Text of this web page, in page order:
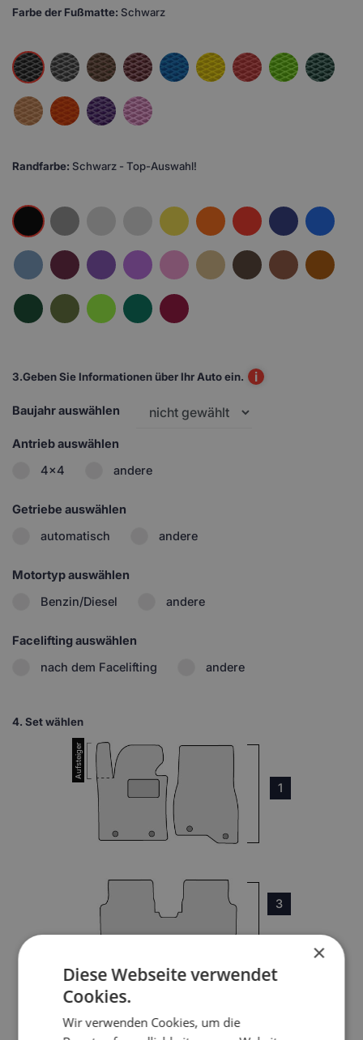
Farbe der Fußmatte: Schwarz
Randfarbe: Schwarz - Top-Auswahl!
3.Geben Sie Informationen über Ihr Auto ein. i
Baujahr auswählen
Antrieb auswählen
4x4
andere
Getriebe auswählen
automatisch
andere
Motortyp auswählen
Benzin/Diesel
andere
Facelifting auswählen
nach dem Facelifting
andere
4. Set wählen
1
3
4
×
Diese Webseite verwendet
Cookies.
Wir verwenden Cookies, um die